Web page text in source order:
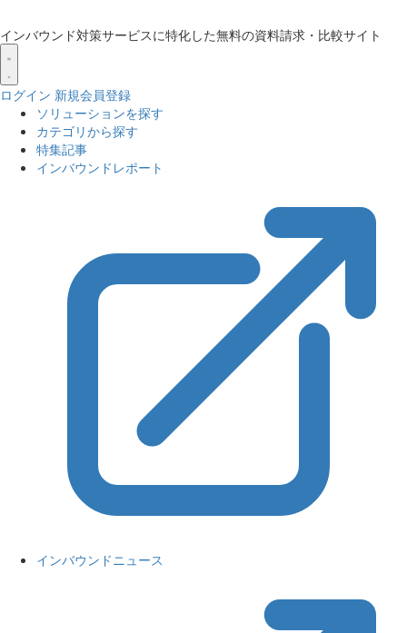
インバウンド対策サービスに特化した無料の資料請求・比較サイト
ログイン 新規会員登録
ソリューションを探す
カテゴリから探す
特集記事
インバウンドレポート
インバウンドニュース